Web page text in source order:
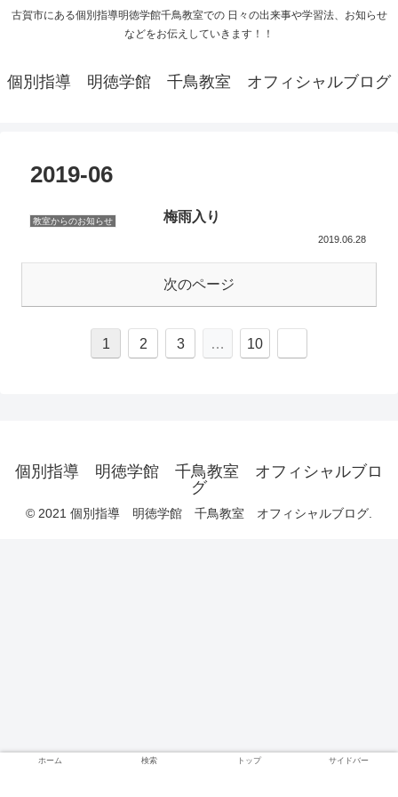
古賀市にある個別指導明徳学館千鳥教室での 日々の出来事や学習法、お知らせ
などをお伝えしていきます！！
個別指導 明徳学館 千鳥教室 オフィシャルブログ
2019-06
教室からのお知らせ 梅雨入り
2019.06.28
次のページ
1 2 3 … 10
個別指導 明徳学館 千鳥教室 オフィシャルブロ
グ
© 2021 個別指導 明徳学館 千鳥教室 オフィシャルブログ.
ホーム 検索 トップ サイドバー